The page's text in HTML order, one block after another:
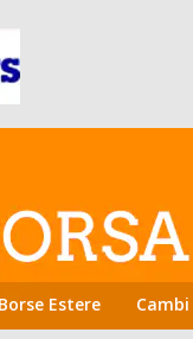
Borse Estere Cambi